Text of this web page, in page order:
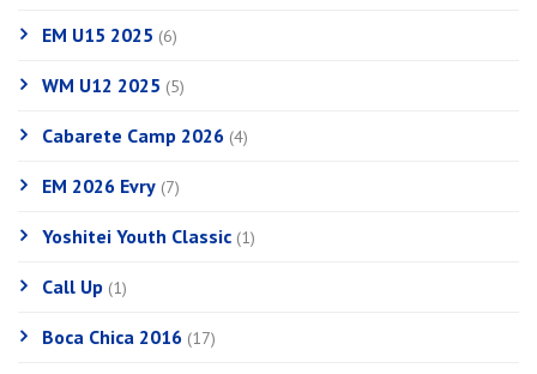
EM U15 2025 (6)
WM U12 2025 (5)
Cabarete Camp 2026 (4)
EM 2026 Evry (7)
Yoshitei Youth Classic (1)
Call Up (1)
Boca Chica 2016 (17)